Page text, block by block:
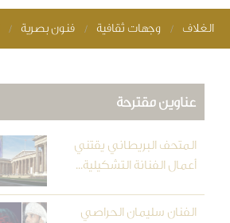
You are here
الغلاف وجهات ثقافية فنون بصرية
عناوين مقترحة
المتحف البريطاني يقتني
أعمال الفنانة التشكيلية...
الفنان سليمان الحراصي